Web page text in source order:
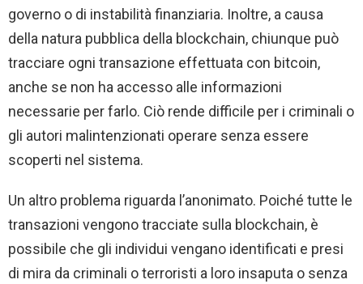
governo o di instabilità finanziaria. Inoltre, a causa
della natura pubblica della blockchain, chiunque può
tracciare ogni transazione effettuata con bitcoin,
anche se non ha accesso alle informazioni
necessarie per farlo. Ciò rende difficile per i criminali o
gli autori malintenzionati operare senza essere
scoperti nel sistema.
Un altro problema riguarda l’anonimato. Poiché tutte le
transazioni vengono tracciate sulla blockchain, è
possibile che gli individui vengano identificati e presi
di mira da criminali o terroristi a loro insaputa o senza